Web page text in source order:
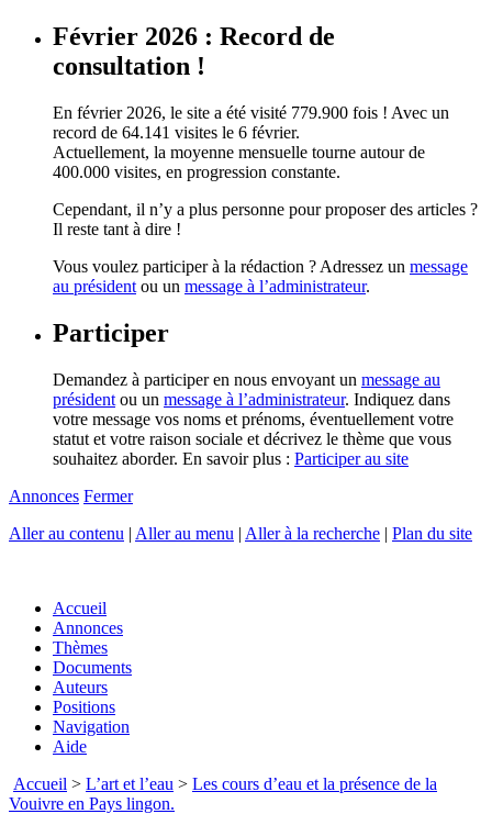
Février 2026 : Record de
consultation !
En février 2026, le site a été visité 779.900 fois ! Avec un
record de 64.141 visites le 6 février.
Actuellement, la moyenne mensuelle tourne autour de
400.000 visites, en progression constante.
Cependant, il n’y a plus personne pour proposer des articles ?
Il reste tant à dire !
Vous voulez participer à la rédaction ? Adressez un message
au président ou un message à l’administrateur.
Participer
Demandez à participer en nous envoyant un message au
président ou un message à l’administrateur. Indiquez dans
votre message vos noms et prénoms, éventuellement votre
statut et votre raison sociale et décrivez le thème que vous
souhaitez aborder. En savoir plus : Participer au site
Annonces Fermer
Aller au contenu | Aller au menu | Aller à la recherche | Plan du site
Accueil
Annonces
Thèmes
Documents
Auteurs
Positions
Navigation
Aide
Accueil > L’art et l’eau > Les cours d’eau et la présence de la
Vouivre en Pays lingon.